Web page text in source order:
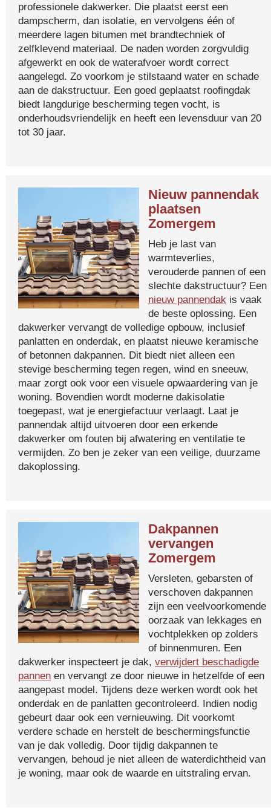
professionele dakwerker. Die plaatst eerst een
dampscherm, dan isolatie, en vervolgens één of
meerdere lagen bitumen met brandtechniek of
zelfklevend materiaal. De naden worden zorgvuldig
afgewerkt en ook de waterafvoer wordt correct
aangelegd. Zo voorkom je stilstaand water en schade
aan de dakstructuur. Een goed geplaatst roofingdak
biedt langdurige bescherming tegen vocht, is
onderhoudsvriendelijk en heeft een levensduur van 20
tot 30 jaar.
Nieuw pannendak
plaatsen
Zomergem
Heb je last van
warmteverlies,
verouderde pannen of een
slechte dakstructuur? Een
nieuw pannendak is vaak
de beste oplossing. Een
dakwerker vervangt de volledige opbouw, inclusief
panlatten en onderdak, en plaatst nieuwe keramische
of betonnen dakpannen. Dit biedt niet alleen een
stevige bescherming tegen regen, wind en sneeuw,
maar zorgt ook voor een visuele opwaardering van je
woning. Bovendien wordt moderne dakisolatie
toegepast, wat je energiefactuur verlaagt. Laat je
pannendak altijd uitvoeren door een erkende
dakwerker om fouten bij afwatering en ventilatie te
vermijden. Zo ben je zeker van een veilige, duurzame
dakoplossing.
Dakpannen
vervangen
Zomergem
Versleten, gebarsten of
verschoven dakpannen
zijn een veelvoorkomende
oorzaak van lekkages en
vochtplekken op zolders
of binnenmuren. Een
dakwerker inspecteert je dak, verwijdert beschadigde
pannen en vervangt ze door nieuwe in hetzelfde of een
aangepast model. Tijdens deze werken wordt ook het
onderdak en de panlatten gecontroleerd. Indien nodig
gebeurt daar ook een vernieuwing. Dit voorkomt
verdere schade en herstelt de beschermingsfunctie
van je dak volledig. Door tijdig dakpannen te
vervangen, behoud je niet alleen de waterdichtheid van
je woning, maar ook de waarde en uitstraling ervan.